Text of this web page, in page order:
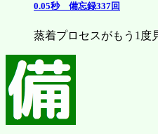
0.05秒 備忘録337回
蒸着プロセスがもう1度